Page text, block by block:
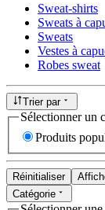
Sweat-shirts
Sweats à
Sweats
Vestes à
Robes sweat
Trier par
Sélectionner un
Produits
Réinitialiser
Catégorie